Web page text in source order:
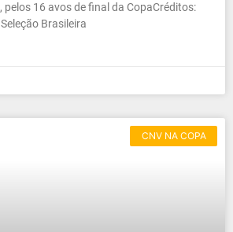
16 avos de final da CopaCréditos:
Brasileira
CNV NA COPA